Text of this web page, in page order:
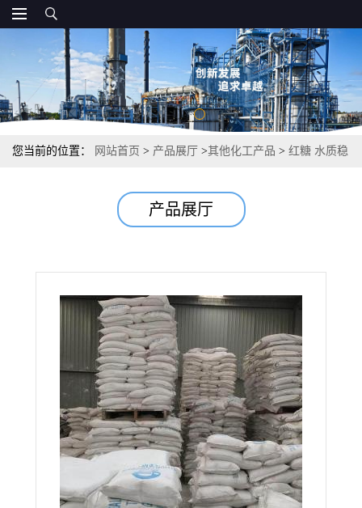
您当前的位置： 网站首页 > 产品展厅 >其他化工产品 > 红糖 水质稳
产品展厅